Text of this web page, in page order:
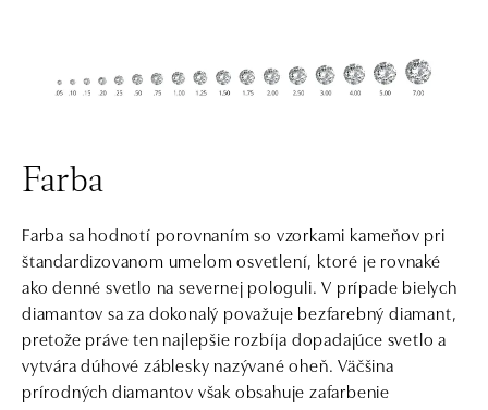
Farba
Farba sa hodnotí porovnaním so vzorkami kameňov pri
štandardizovanom umelom osvetlení, ktoré je rovnaké
ako denné svetlo na severnej pologuli. V prípade bielych
diamantov sa za dokonalý považuje bezfarebný diamant,
pretože práve ten najlepšie rozbíja dopadajúce svetlo a
vytvára dúhové záblesky nazývané oheň. Väčšina
prírodných diamantov však obsahuje zafarbenie